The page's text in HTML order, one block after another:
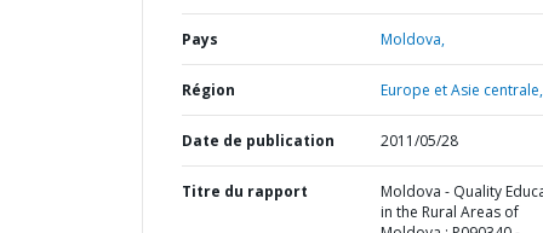
Pays Moldova,
Région Europe et Asie centrale,
Date de publication 2011/05/28
Titre du rapport
Moldova - Quality
in the Rural Areas of